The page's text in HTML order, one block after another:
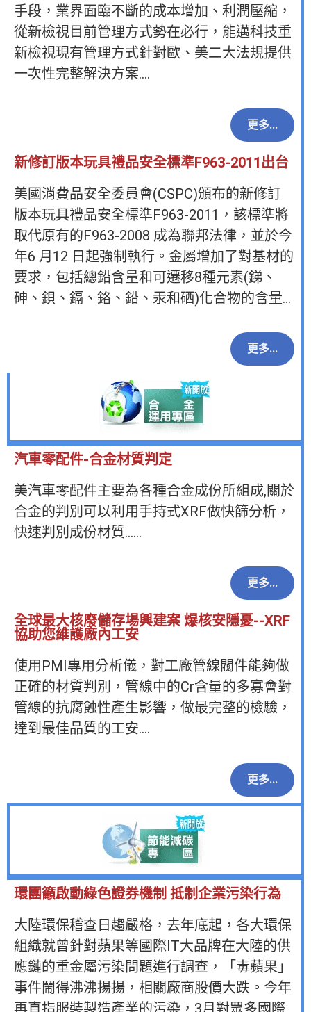
手段，業界面臨不斷的成本增加、利潤壓縮，
從新檢視目前管理方式勢在必行，能邁科技重
新檢視現有管理方式針對歐、美二大法規提供
一次性完整解決方案….
更多...
新修訂版本玩具禮品安全標準F963-2011出台
美國消費品安全委員會(CSPC)頒布的新修訂
版本玩具禮品安全標準F963-2011，該標準將
取代原有的F963-2008 成為聯邦法律，並於今
年6 月12 日起強制執行。金屬增加了對基材的
要求，包括總鉛含量和可遷移8種元素(銻、
砷、鋇、鎘、鉻、鉛、汞和硒)化合物的含量…
更多...
汽車零配件-合金材質判定
美汽車零配件主要為各種合金成份所組成,關於
合金的判別可以利用手持式XRF做快篩分析，
快速判別成份材質……
更多...
全球最大核廢儲存場興建案 爆核安隱憂--XRF
協助您維護廠內工安
使用PMI專用分析儀，對工廠管線閥件能夠做
正確的材質判別，管線中的Cr含量的多寡會對
管線的抗腐蝕性產生影響，做最完整的檢驗，
達到最佳品質的工安….
更多...
環團籲啟動綠色證券機制 抵制企業污染行為
大陸環保稽查日趨嚴格，去年底起，各大環保
組織就曾針對蘋果等國際IT大品牌在大陸的供
應鏈的重金屬污染問題進行調查，「毒蘋果」
事件鬧得沸沸揚揚，相關廠商股價大跌。今年
再直指服裝製造產業的污染，3月對眾多國際